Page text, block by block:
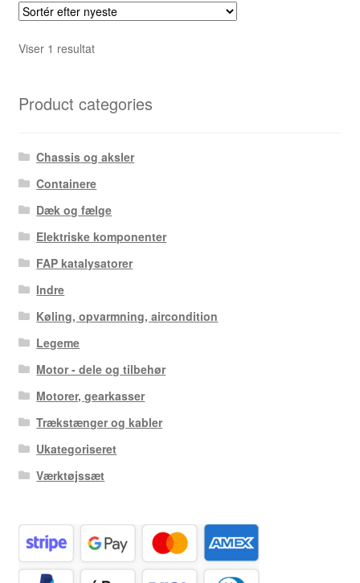
Viser 1 resultat
Product categories
Chassis og aksler
Containere
Dæk og fælge
Elektriske komponenter
FAP katalysatorer
Indre
Køling, opvarmning, aircondition
Legeme
Motor - dele og tilbehør
Motorer, gearkasser
Trækstænger og kabler
Ukategoriseret
Værktøjssæt